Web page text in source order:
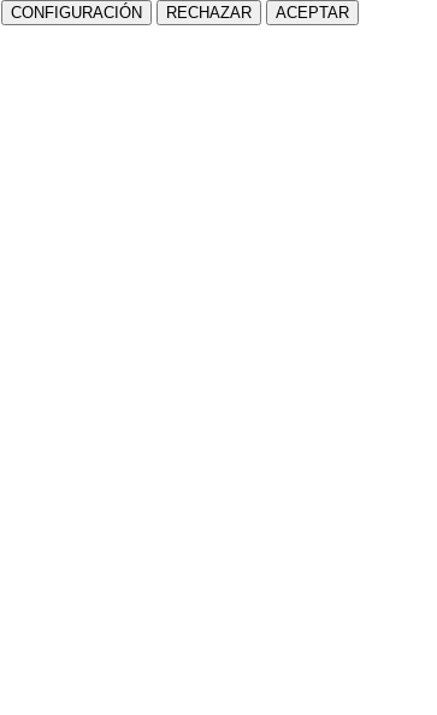
CONFIGURACIÓN RECHAZAR ACEPTAR